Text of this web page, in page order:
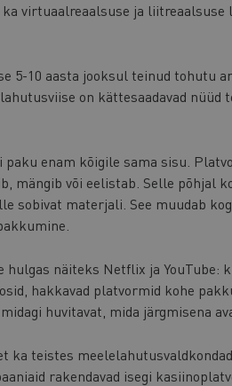
virtuaalreaalsuse ja liitreaalsuse
5-10 aasta jooksul teinud tohutu
on kättesaadavad nüüd
enam kõigile sama sisu.
mängib või eelistab. Selle põhjal
sobivat materjali. See muudab
näiteks Netflix ja YouTube:
hakkavad platvormid kohe
huvitavat, mida järgmisena
ka teistes
rakendavad isegi